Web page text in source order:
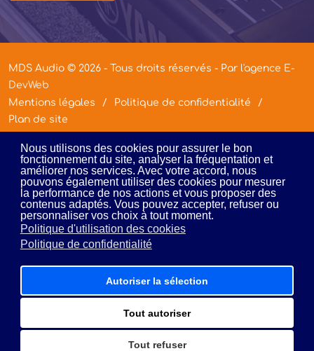
Nous utilisons des cookies pour assurer le bon
fonctionnement du site, analyser la fréquentation et
améliorer nos services. Avec votre accord, nous
pouvons également utiliser des cookies pour mesurer
la performance de nos actions et vous proposer des
contenus adaptés. Vous pouvez accepter, refuser ou
personnaliser vos choix à tout moment.
Politique d'utilisation des cookies
Politique de confidentialité
Autoriser la sélection
Tout autoriser
Tout refuser
MDS Audio © 2026 - Tous droits réservés - Par l'agence E-
DevWeb
Mentions légales
Politique de confidentialité
Plan de site